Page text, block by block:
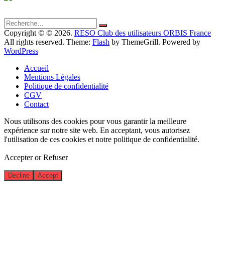
Rechercher
:
Rechercher
Copyright © © 2026. RESO Club des utilisateurs ORBIS France
All rights reserved. Theme: Flash by ThemeGrill. Powered by
WordPress
Accueil
Mentions Légales
Politique de confidentialité
CGV
Contact
Nous utilisons des cookies pour vous garantir la meilleure
expérience sur notre site web. En acceptant, vous autorisez
l'utilisation de ces cookies et notre politique de confidentialité.
Accepter or Refuser
Decline Accept